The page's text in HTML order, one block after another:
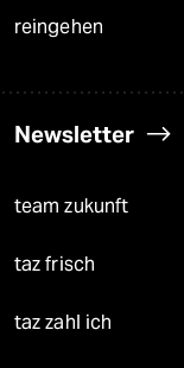
reingehen
Newsletter
team zukunft
taz frisch
taz zahl ich